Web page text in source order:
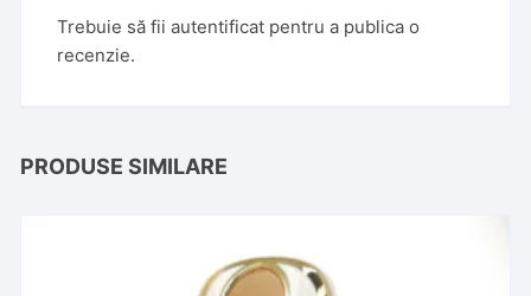
Trebuie să fiiautentificat pentru a publica o
recenzie.
PRODUSE SIMILARE